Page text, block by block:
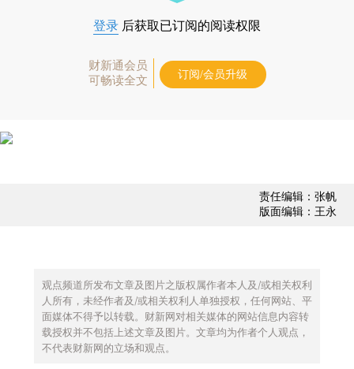
登录 后获取已订阅的阅读权限
财新通会员
可畅读全文
订阅/会员升级
责任编辑：张帆
版面编辑：王永
观点频道所发布文章及图片之版权属作者本人及/或相关权利
人所有，未经作者及/或相关权利人单独授权，任何网站、平
面媒体不得予以转载。财新网对相关媒体的网站信息内容转
载授权并不包括上述文章及图片。文章均为作者个人观点，
不代表财新网的立场和观点。